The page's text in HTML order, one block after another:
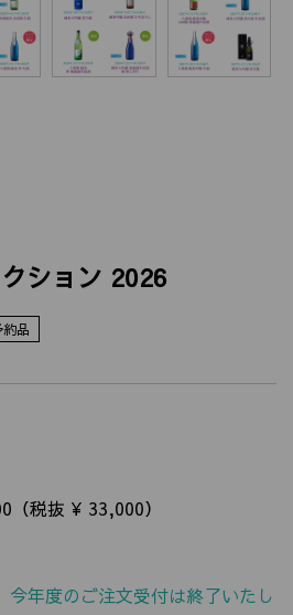
ション 2026
約品
税抜 ¥ 33,000）
今年度のご注文受付は終了いたし